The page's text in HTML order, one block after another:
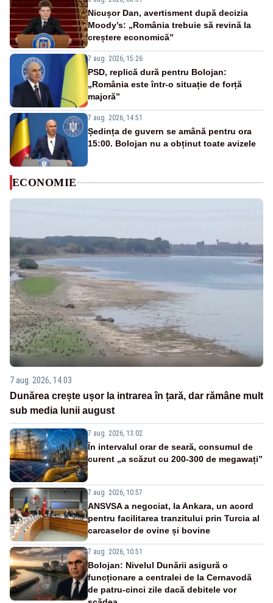
Nicușor Dan, avertisment după decizia
Moody’s: „România trebuie să revină la
creștere economică”
7 aug. 2026, 15:26
PSD, replică dură pentru Bolojan:
„România este într-o situație de forță
majoră”
7 aug. 2026, 14:51
Ședința de guvern se amână pentru ora
15:00. Bolojan nu a obținut toate avizele
ECONOMIE
7 aug. 2026, 14:03
Dunărea crește ușor la intrarea în țară, dar rămâne mult
sub media lunii august
7 aug. 2026, 13:02
În intervalul orar de seară, consumul de
curent „a scăzut cu 200-300 de megawați”
7 aug. 2026, 10:57
ANSVSA a negociat, la Ankara, un acord
pentru facilitarea tranzitului prin Turcia al
carcaselor de ovine și bovine
7 aug. 2026, 10:51
Bolojan: Nivelul Dunării asigură o
funcționare a centralei de la Cernavodă
de patru-cinci zile dacă debitele vor